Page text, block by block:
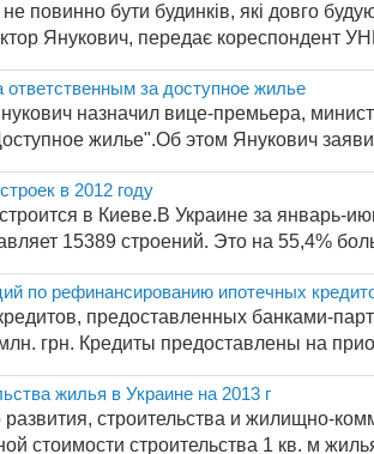
повинно бути будинків, які довго
Янукович, передає кореспондент
за доступное жилье
назначил вице-премьера,
жилье".Об этом Янукович
в 2012 году
в Киеве.В Украине за январь-
15389 строений. Это на 55,4%
по рефинансированию ипотечных
кредитов, предоставленных банками-
грн. Кредиты предоставлены на
жилья в Украине на 2013 г
строительства и жилищно-
стоимости строительства 1 кв. м